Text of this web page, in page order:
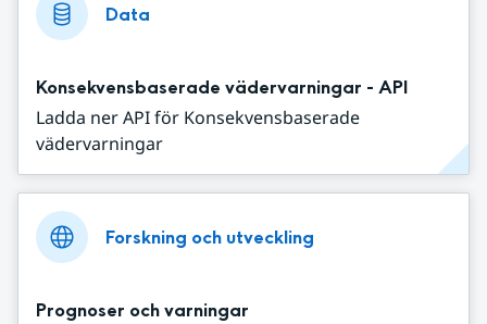
Data
Konsekvensbaserade vädervarningar - API
Ladda ner API för Konsekvensbaserade
vädervarningar
Forskning och utveckling
Prognoser och varningar